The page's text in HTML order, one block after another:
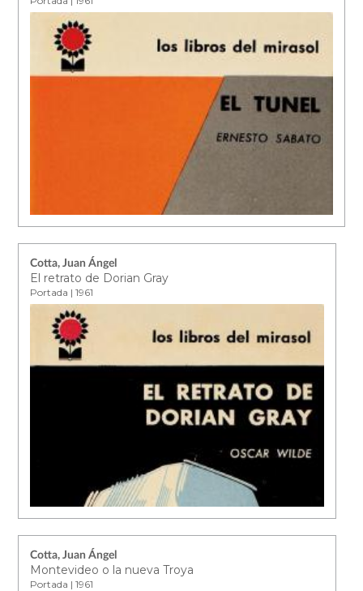
Cotta, Juan Ángel
El retrato de Dorian Gray
Portada | 1961
Cotta, Juan Ángel
Montevideo o la nueva Troya
Portada | 1961